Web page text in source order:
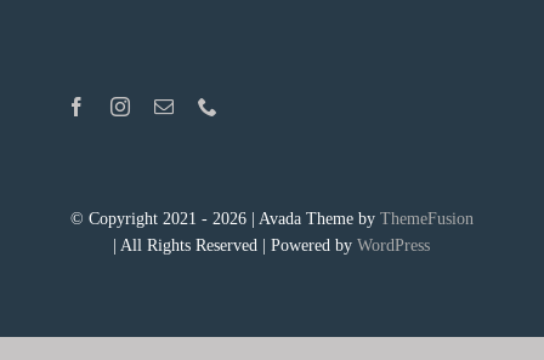
© Copyright 2021 - 2026 | Avada Theme by ThemeFusion
| All Rights Reserved | Powered byWordPress